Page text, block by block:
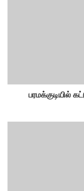
பரமக்குடியில்